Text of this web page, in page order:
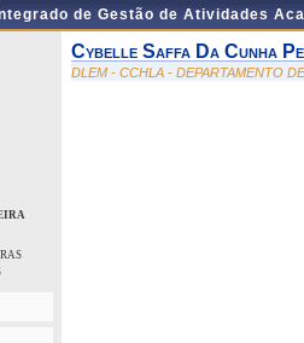
de Gestão de Atividades
Cybelle Saffa Da Cunha
DLEM - CCHLA - DEPARTAMENTO